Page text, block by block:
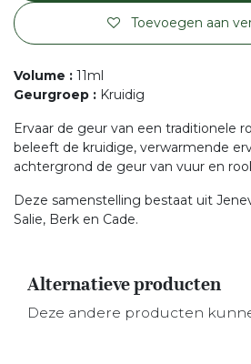
Toevoegen aan
Volume : 11ml
Geurgroep : Kruidig
Ervaar de geur van een traditionele
beleeft de kruidige, verwarmende
achtergrond de geur van vuur en
Deze samenstelling bestaat uit
Salie, Berk en Cade.
Alternatieve producten
Deze andere producten